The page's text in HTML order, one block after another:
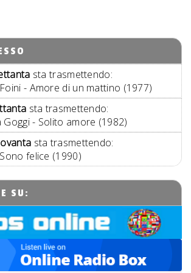
sta trasmettendo:
- Amore di un mattino (1977)
sta trasmettendo:
Goggi - Solito amore (1982)
sta trasmettendo:
felice (1990)
SU: